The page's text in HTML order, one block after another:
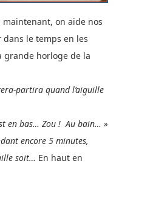
on aide nos
le temps en les
grande horloge de la
partira quand l’aiguille
en bas… Zou ! Au bain… »
encore 5 minutes,
soit… En haut en